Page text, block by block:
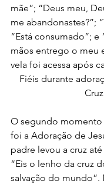
mãe”; “Deus meu,
me abandonastes?”;
“Está consumado”; e
mãos entrego o meu
vela foi acessa após
Fiéis durante
Cruz
O segundo momento
foi a Adoração de
padre levou a cruz
“Eis o lenho da cruz
salvação do mundo”.